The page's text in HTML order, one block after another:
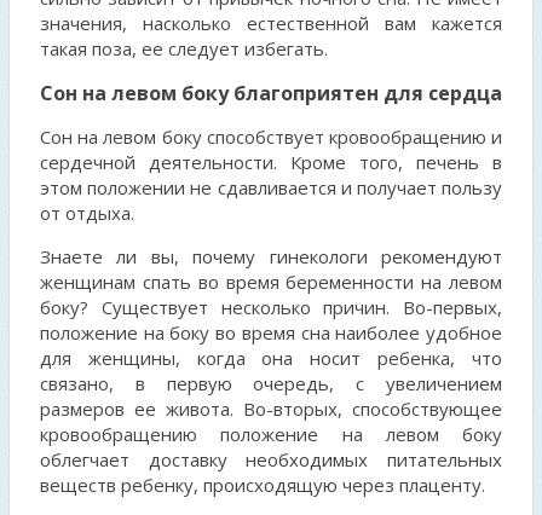
значения, насколько естественной вам кажется
такая поза, ее следует избегать.
Сон на левом боку благоприятен для сердца
Сон на левом боку способствует кровообращению и
сердечной деятельности. Кроме того, печень в
этом положении не сдавливается и получает пользу
от отдыха.
Знаете ли вы, почему гинекологи рекомендуют
женщинам спать во время беременности на левом
боку? Существует несколько причин. Во-первых,
положение на боку во время сна наиболее удобное
для женщины, когда она носит ребенка, что
связано, в первую очередь, с увеличением
размеров ее живота. Во-вторых, способствующее
кровообращению положение на левом боку
облегчает доставку необходимых питательных
веществ ребенку, происходящую через плаценту.